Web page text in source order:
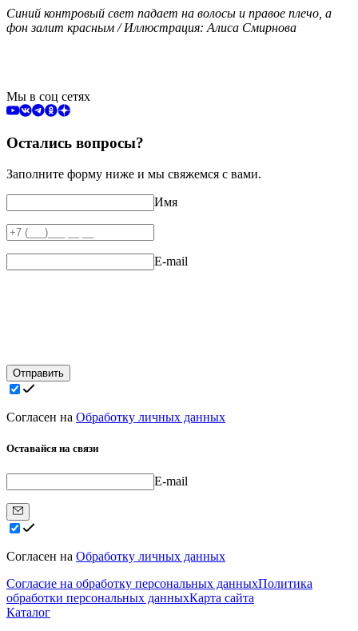
Синий контровый свет падает на волосы и правое плечо, а
фон залит красным / Иллюстрация: Алиса Смирнова
Мы в соц сетях
Остались вопросы?
Заполните форму ниже и мы свяжемся с вами.
Имя
E-mail
Отправить
Согласен на Обработку личных данных
Оставайся на связи
E-mail
Согласен на Обработку личных данных
Согласие на обработку персональных данныхПолитика
обработки персональных данныхКарта сайта
Каталог